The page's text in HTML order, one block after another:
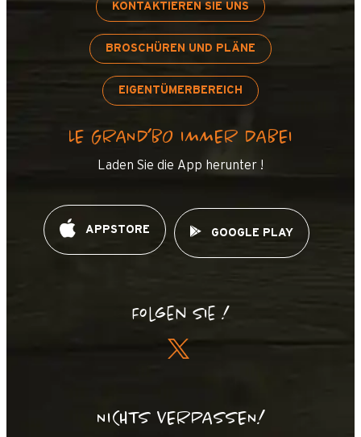
KONTAKTIEREN SIE UNS
BROSCHÜREN UND PLÄNE
EIGENTÜMERBEREICH
LE GRAND’BO IMMER DABEI
Laden Sie die App herunter !
APPSTORE GOOGLE PLAY
Folgen Sie !
NICHTS VERPASSEN!